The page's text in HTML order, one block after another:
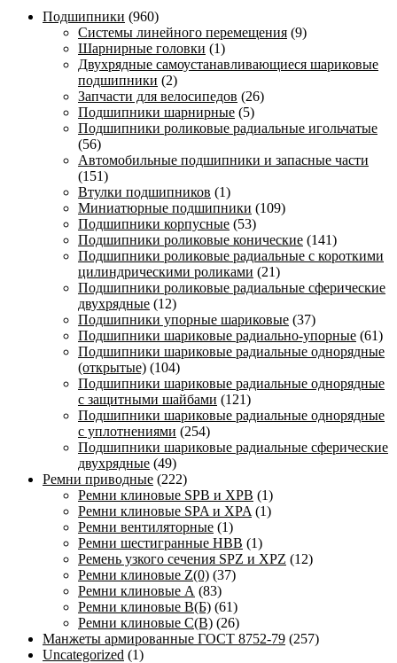
Подшипники (960)
Системы линейного перемещения (9)
Шарнирные головки (1)
Двухрядные самоустанавливающиеся шариковые
подшипники (2)
Запчасти для велосипедов (26)
Подшипники шарнирные (5)
Подшипники роликовые радиальные игольчатые
(56)
Автомобильные подшипники и запасные части
(151)
Втулки подшипников (1)
Миниатюрные подшипники (109)
Подшипники корпусные (53)
Подшипники роликовые конические (141)
Подшипники роликовые радиальные с короткими
цилиндрическими роликами (21)
Подшипники роликовые радиальные сферические
двухрядные (12)
Подшипники упорные шариковые (37)
Подшипники шариковые радиально-упорные (61)
Подшипники шариковые радиальные однорядные
(открытые) (104)
Подшипники шариковые радиальные однорядные
с защитными шайбами (121)
Подшипники шариковые радиальные однорядные
с уплотнениями (254)
Подшипники шариковые радиальные сферические
двухрядные (49)
Ремни приводные (222)
Ремни клиновые SPB и XPB (1)
Ремни клиновые SPA и XPA (1)
Ремни вентиляторные (1)
Ремни шестигранные HBB (1)
Ремень узкого сечения SPZ и XPZ (12)
Ремни клиновые Z(0) (37)
Ремни клиновые А (83)
Ремни клиновые В(Б) (61)
Ремни клиновые С(В) (26)
Манжеты армированные ГОСТ 8752-79 (257)
Uncategorized (1)